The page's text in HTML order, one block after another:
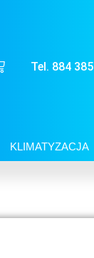
Tel. 884
KLIMATYZACJA